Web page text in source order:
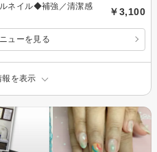
ネイル◆補強／清潔感
￥3,100
ューを見る
報を表示